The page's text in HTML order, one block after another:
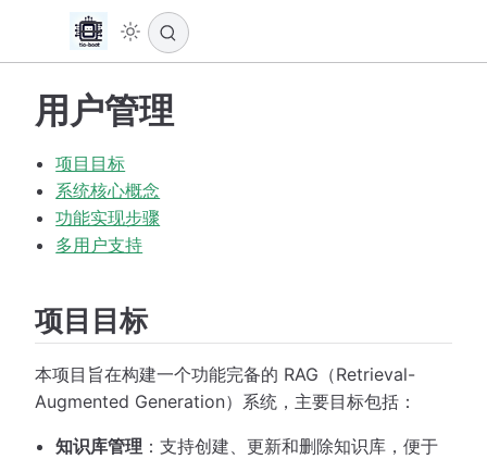
用户管理
项目目标
系统核心概念
功能实现步骤
多用户支持
项目目标
本项目旨在构建一个功能完备的 RAG（Retrieval-
Augmented Generation）系统，主要目标包括：
知识库管理 ：支持创建、更新和删除知识库，便于